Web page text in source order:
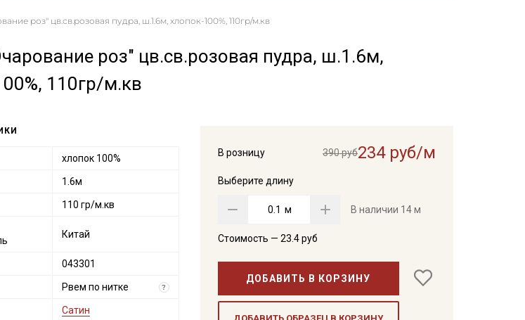
роз" цв.св.розовая пудра, ш.1.6м, хлопок-100%, 110гр/м.кв
роз" цв.св.розовая пудра, ш.1.6м,
110гр/м.кв
В розницу 390 руб234 руб/м
Выберите длину
м В наличии 14 м
Стоимость — 23.4руб
ДОБАВИТЬ В КОРЗИНУ
ДОБАВИТЬ ОБРАЗЕЦ В КОРЗИНУ
хлопок 100%
1.6м
110 гр/м.кв
Китай
043301
Рвем по нитке ?
Сатин